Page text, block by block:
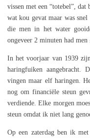
vissen met een “totebel”,
wat kou gevat maar was
die men in het water
ongeveer 2 minuten had men
In het voorjaar van 1939
haringfuiken aangebracht.
vingen maar elf haringen.
nog om financiële steun
verdiende. Elke morgen
steun omdat ik niet lang
Op een zaterdag ben ik